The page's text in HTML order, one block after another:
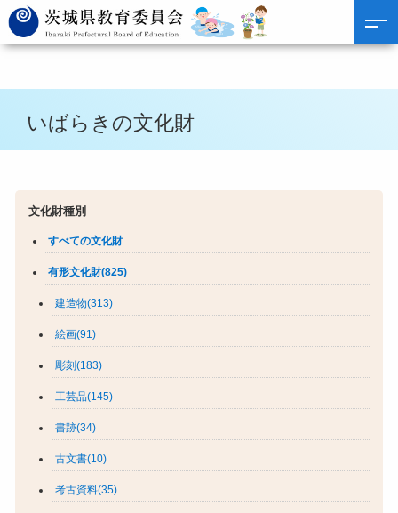
いばらきの文化財
文化財種別
すべての文化財
有形文化財(825)
建造物(313)
絵画(91)
彫刻(183)
工芸品(145)
書跡(34)
古文書(10)
考古資料(35)